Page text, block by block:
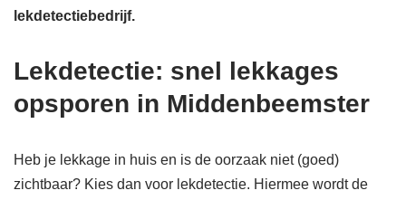
lekdetectiebedrijf.
Lekdetectie: snel lekkages
opsporen in Middenbeemster
Heb je lekkage in huis en is de oorzaak niet (goed)
zichtbaar? Kies dan voor lekdetectie. Hiermee wordt de